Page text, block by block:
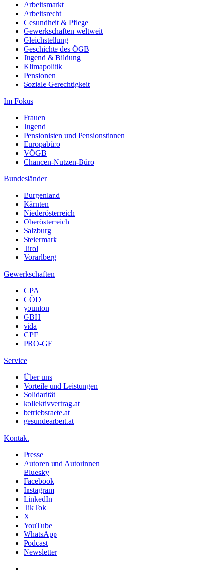
Arbeitsmarkt
Arbeitsrecht
Gesundheit & Pflege
Gewerkschaften weltweit
Gleichstellung
Geschichte des ÖGB
Jugend & Bildung
Klimapolitik
Pensionen
Soziale Gerechtigkeit
Im Fokus
Frauen
Jugend
Pensionisten und Pensionstinnen
Europabüro
VÖGB
Chancen-Nutzen-Büro
Bundesländer
Burgenland
Kärnten
Niederösterreich
Oberösterreich
Salzburg
Steiermark
Tirol
Vorarlberg
Gewerkschaften
GPA
GÖD
younion
GBH
vida
GPF
PRO-GE
Service
Über uns
Vorteile und Leistungen
Solidarität
kollektivvertrag.at
betriebsraete.at
gesundearbeit.at
Kontakt
Presse
Autoren und Autorinnen
Bluesky
Facebook
Instagram
LinkedIn
TikTok
X
YouTube
WhatsApp
Podcast
Newsletter